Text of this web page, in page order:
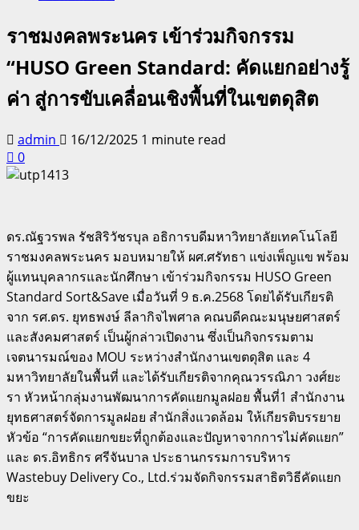
ราชมงคลพระนคร เข้าร่วมกิจกรรม
“HUSO Green Standard: คัดแยกอย่างรู้
ค่า สู่การขับเคลื่อนเชิงพื้นที่ในเขตดุสิต
admin 16/12/2025 1 minute read
0
ดร.ณัฐวรพล รัชสิริวัชรบุล อธิการบดีมหาวิทยาลัยเทคโนโลยี
ราชมงคลพระนคร มอบหมายให้ ผศ.ศรัทธา แข่งเพ็ญแข พร้อม
ผู้แทนบุคลากรและนักศึกษา เข้าร่วมกิจกรรม HUSO Green
Standard Sort&Save เมื่อวันที่ 9 ธ.ค.2568 โดยได้รับเกียรติ
จาก รศ.ดร. ยุทธพงษ์ ลีลากิจไพศาล คณบดีคณะมนุษยศาสตร์
และสังคมศาสตร์ เป็นผู้กล่าวเปิดงาน ซึ่งเป็นกิจกรรมตาม
เจตนารมณ์ของ MOU ระหว่างสำนักงานเขตดุสิต และ 4
มหาวิทยาลัยในพื้นที่ และได้รับเกียรติจากคุณวรรณิภา วงศ์ยะ
รา หัวหน้ากลุ่มงานพัฒนาการคัดแยกมูลฝอย พื้นที่1 สำนักงาน
ยุทธศาสตร์จัดการมูลฝอย สำนักสิ่งแวดล้อม ให้เกียรติบรรยาย
หัวข้อ “การคัดแยกขยะที่ถูกต้องและปัญหาจากการไม่คัดแยก”
และ ดร.อิทธิกร ศรีจันบาล ประธานกรรมการบริหาร
Wastebuy Delivery Co., Ltd.ร่วมจัดกิจกรรมสาธิตวิธีคัดแยก
ขยะ